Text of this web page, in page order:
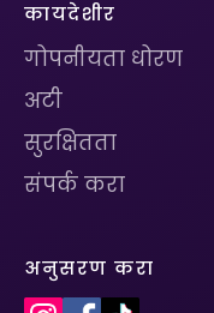
कायदेशीर
गोपनीयता धोरण
अटी
सुरक्षितता
संपर्क करा
अनुसरण करा